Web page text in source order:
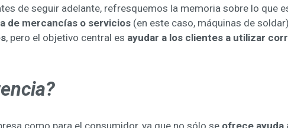
de seguir adelante, refresquemos la memoria sobre lo que
de mercancías o servicios (en este caso, máquinas de
, pero el objetivo central es ayudar a los clientes a utilizar
como para el consumidor, ya que no sólo se ofrece ayuda